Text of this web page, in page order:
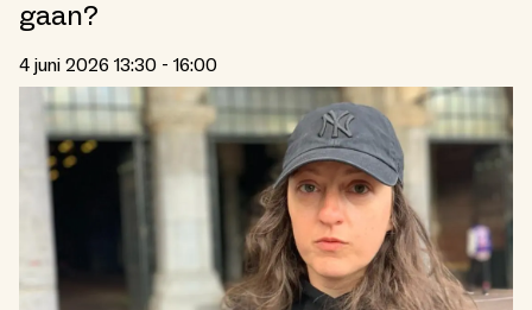
gaan?
4 juni 2026 13:30 - 16:00